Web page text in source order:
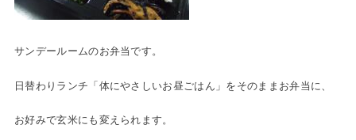
サンデールームのお弁当です。
日替わりランチ「体にやさしいお昼ごはん」をそのままお弁当に、
お好みで玄米にも変えられます。